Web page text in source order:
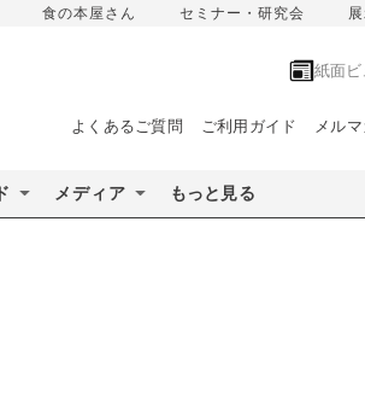
食の本屋さん セミナー・研究会
紙面ビ
よくあるご質問 ご利用ガイド メル
メディア もっと見る